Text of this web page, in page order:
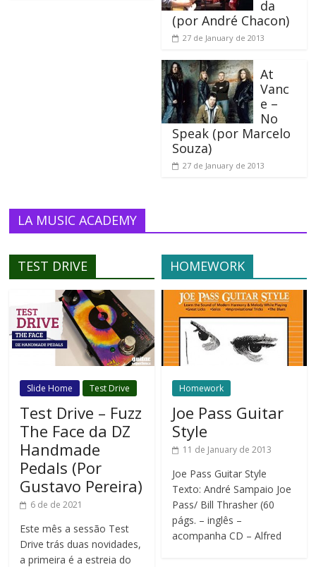
da
(por André Chacon)
27 de January de 2013
At
Vanc
e –
No
Speak (por Marcelo
Souza)
27 de January de 2013
LA MUSIC ACADEMY
TEST DRIVE
Slide Home Test Drive
Test Drive – Fuzz
The Face da DZ
Handmade
Pedals (Por
Gustavo Pereira)
6 de de 2021
Este mês a sessão Test
Drive trás duas novidades,
a primeira é a estreia do
HOMEWORK
Homework
Joe Pass Guitar
Style
11 de January de 2013
Joe Pass Guitar Style
Texto: André Sampaio Joe
Pass/ Bill Thrasher (60
págs. – inglês –
acompanha CD – Alfred